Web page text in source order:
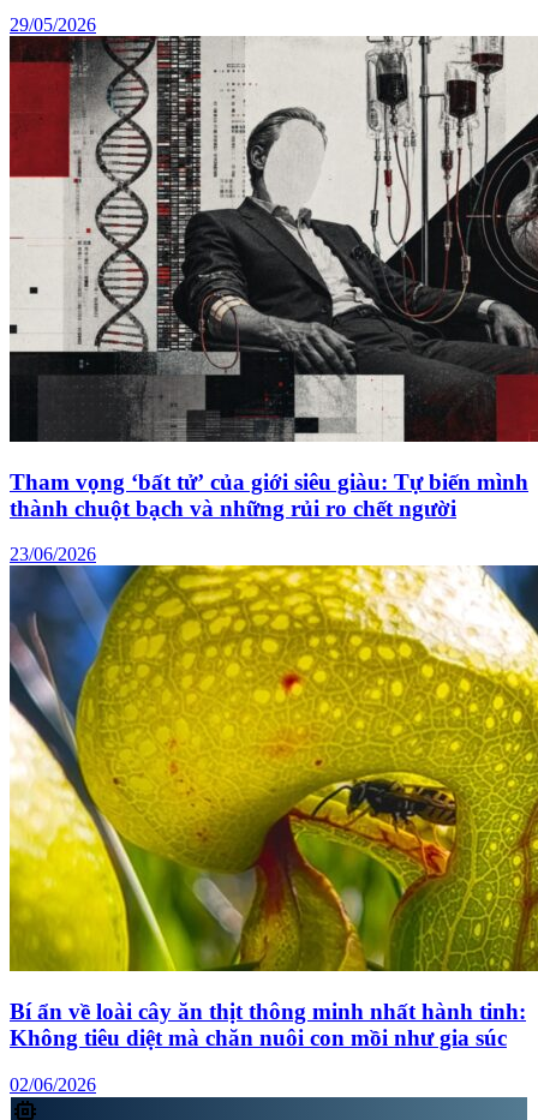
29/05/2026
Tham vọng ‘bất tử’ của giới siêu giàu: Tự biến mình
thành chuột bạch và những rủi ro chết người
23/06/2026
Bí ẩn về loài cây ăn thịt thông minh nhất hành tinh:
Không tiêu diệt mà chăn nuôi con mồi như gia súc
02/06/2026
memory